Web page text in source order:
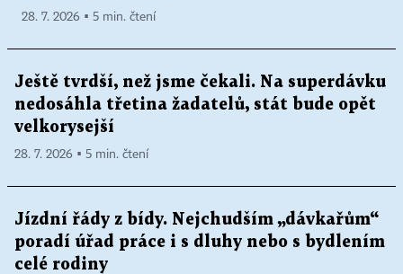
28. 7. 2026 ▪ 5 min. čtení
Ještě tvrdší, než jsme čekali. Na superdávku
nedosáhla třetina žadatelů, stát bude opět
velkorysejší
28. 7. 2026 ▪ 5 min. čtení
Jízdní řády z bídy. Nejchudším „dávkařům“
poradí úřad práce i s dluhy nebo s bydlením
celé rodiny